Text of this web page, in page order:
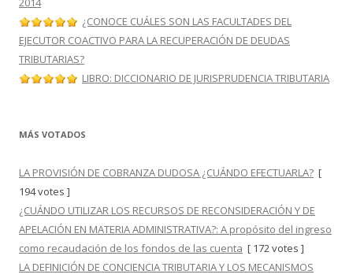
¿CONOCE CUÁLES SON LAS FACULTADES DEL
EJECUTOR COACTIVO PARA LA RECUPERACIÓN DE DEUDAS
TRIBUTARIAS?
LIBRO: DICCIONARIO DE JURISPRUDENCIA TRIBUTARIA
MÁS VOTADOS
LA PROVISIÓN DE COBRANZA DUDOSA ¿CUÁNDO EFECTUARLA? [
194 votes ]
¿CUÁNDO UTILIZAR LOS RECURSOS DE RECONSIDERACIÓN Y DE
APELACIÓN EN MATERIA ADMINISTRATIVA?: A propósito del ingreso
como recaudación de los fondos de las cuenta [ 172 votes ]
LA DEFINICIÓN DE CONCIENCIA TRIBUTARIA Y LOS MECANISMOS